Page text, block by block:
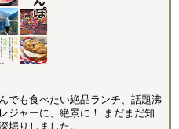
でも食べたい絶品ランチ、話題沸
ジャーに、絶景に！ まだまだ知
堀りしました。